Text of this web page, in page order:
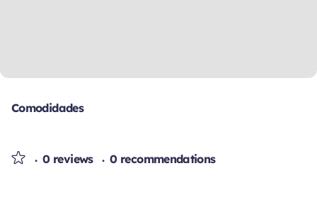
Comodidades
0 reviews 0 recommendations